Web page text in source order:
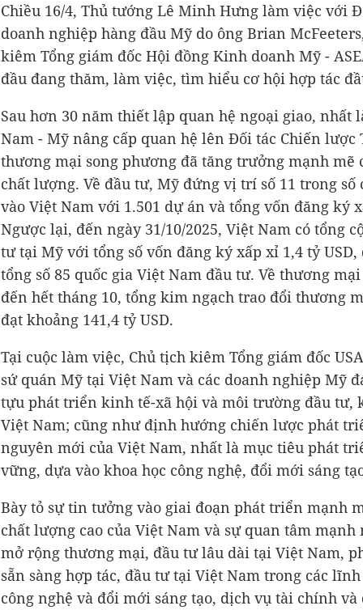
Chiều 16/4, Thủ tướng Lê Minh Hưng làm việc với
doanh nghiệp hàng đầu Mỹ do ông Brian
kiêm Tổng giám đốc Hội đồng Kinh doanh Mỹ -
đầu đang thăm, làm việc, tìm hiểu cơ hội hợp tác
Sau hơn 30 năm thiết lập quan hệ ngoại giao, nhất
Nam - Mỹ nâng cấp quan hệ lên Đối tác Chiến lược
thương mại song phương đã tăng trưởng mạnh mẽ
chất lượng. Về đầu tư, Mỹ đứng vị trí số 11 trong số
vào Việt Nam với 1.501 dự án và tổng vốn đăng ký
Ngược lại, đến ngày 31/10/2025, Việt Nam có tổng
tư tại Mỹ với tổng số vốn đăng ký xấp xỉ 1,4 tỷ USD,
tổng số 85 quốc gia Việt Nam đầu tư. Về thương
đến hết tháng 10, tổng kim ngạch trao đổi thương
đạt khoảng 141,4 tỷ USD.
Tại cuộc làm việc, Chủ tịch kiêm Tổng giám đốc
sứ quán Mỹ tại Việt Nam và các doanh nghiệp Mỹ
tựu phát triển kinh tế-xã hội và môi trường đầu tư,
Việt Nam; cũng như định hướng chiến lược phát
nguyên mới của Việt Nam, nhất là mục tiêu phát
vững, dựa vào khoa học công nghệ, đổi mới sáng
Bày tỏ sự tin tưởng vào giai đoạn phát triển mạnh
chất lượng cao của Việt Nam và sự quan tâm mạnh
mở rộng thương mại, đầu tư lâu dài tại Việt Nam,
sẵn sàng hợp tác, đầu tư tại Việt Nam trong các
công nghệ và đổi mới sáng tạo, dịch vụ tài chính